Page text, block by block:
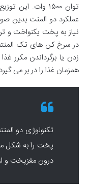
توان ۱۵۰۰
عملکرد دو المنت بدین
نیاز به پخت یکنواخت و
در سرخ کن های تک
زدن یا برگرداندن مکرر
همزمان غذا را در بر می
پخت را به شکل
درون مغزپخت و